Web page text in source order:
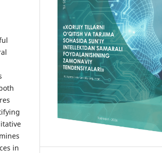
in